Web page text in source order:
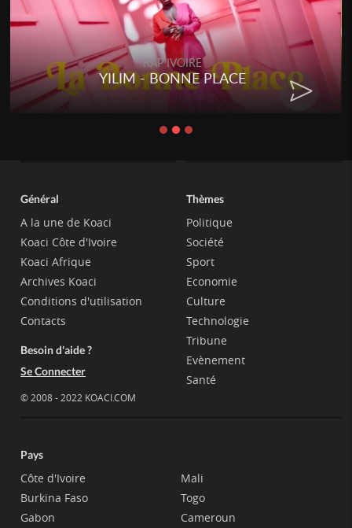
RAP IVOIRE
YILIM - BONNE PLACE
Général
A la une de Koaci
Koaci Côte d'Ivoire
Koaci Afrique
Archives Koaci
Conditions d'utilisation
Contacts
Besoin d'aide ?
Se Connecter
© 2008 - 2022 KOACI.COM
Thèmes
Politique
Société
Sport
Economie
Culture
Technologie
Tribune
Evènement
Santé
Pays
Côte d'Ivoire
Burkina Faso
Gabon
Mali
Togo
Cameroun